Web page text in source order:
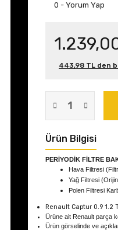
0 - Yorum Yap
443,98 TL den
Ürün Bilgisi
PERİYODİK FİLTRE
Hava Filtresi
Yağ Filtresi
Polen Filtresi
Renault Captur 0.9 1.2
Ürüne ait Renault parça
Ürün görselinde ve